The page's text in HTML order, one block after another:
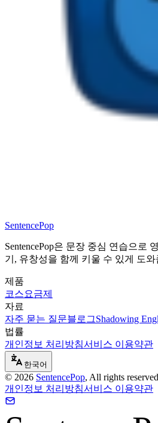
SentencePop
SentencePop은 문장 중심 연습으로
기, 유창성을 함께 키울 수 있게 도와
제품
코스요금제
자료
자주 묻는 질문블로그Shadowing
법률
개인정보 처리방침서비스 이용약관
한국어
© 2026 SentencePop, All rights reserved
개인정보 처리방침서비스 이용약관